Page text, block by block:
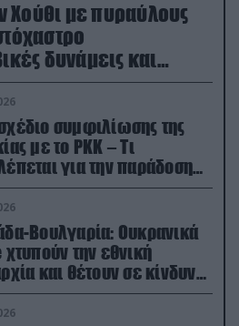
Χούθι με πυραύλους
δυνάμεις και
συμφιλίωσης της
με το ΡΚΚ – Τι
για την παράδοση
Βουλγαρία: Ουκρανικά
την εθνική
και θέτουν σε κίνδυνο
χωρών του ΝΑΤΟ